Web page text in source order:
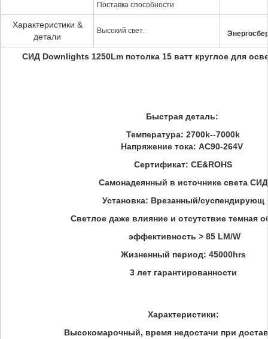
Поставка способности
Характеристики &
детали
Высокий свет:
СИД Downlights 1250Lm потолка 15 ватт круглое для
Быстрая деталь:
Температура: 2700k--7000k
Напряжение тока: AC90-264V
Сертификат: CE&ROHS
Самонадеянный в источнике света СИД
Установка: Врезанный/суспендирующ
Светлое даже влияние и отсутствие темная
эффективность > 85 LM/W
Жизненный период: 45000hrs
3 лет гарантированности
Характеристики:
Высокомарочный, время недостачи при